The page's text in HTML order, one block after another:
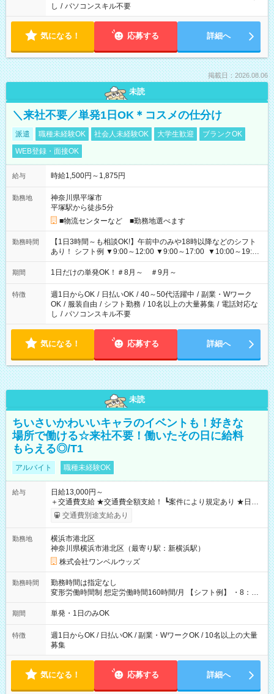
し / パソコンスキル不要
気になる！ 応募する 詳細へ
掲載日：2026.08.06
未読
＼来社不要／単発1日OK＊コスメの仕分け
派遣 職種未経験OK 社会人未経験OK 大学生歓迎
ブランクOK
WEB登録・面接OK
給与 時給1,500円～1,875円
勤務地
神奈川県平塚市
平塚駅から徒歩5分
■物流センターなど ■勤務地選べます
勤務時間
【1日3時間～も相談OK!】午前中のみや18時以降などのシフト
あり！ シフト例 ▼9:00～12:00 ▼9:00～17:00 ▼10:00～19:00
▼18:00～21:00
期間 1日だけの単発OK！＃8月～ ＃9月～
特徴 週1日からOK / 日払いOK / 40～50代活躍中 / 副業・Wワーク
OK / 服装自由 / シフト勤務 / 10名以上の大量募集 / 電話対応な
し / パソコンスキル不要
気になる！ 応募する 詳細へ
未読
ちいさいかわいいキャラのイベントも！好きな
場所で働ける☆来社不要！働いたその日に給料
もらえる◎/T1
アルバイト 職種未経験OK
給与
日給13,000円～
＋交通費支給 ★交通費全額支給！ ┗案件により規定あり ★日払
いOK！（規定あり） ┗働いたその日に現金GET♪ お仕事後はコ
ンビニATMから 日払い分を引き落とせます！ 【試用期間】試
交通費別途支給あり
勤務地
横浜市港北区
神奈川県横浜市港北区（最寄り駅：新横浜駅）
株式会社ワンベルウッズ
勤務時間
勤務時間は指定なし
変形労働時間制 想定労働時間160時間/月 【シフト例】 ・8：00
～21：00
期間 単発・1日のみOK
特徴
週1日からOK / 日払いOK / 副業・WワークOK / 10名以上の大量
募集
気になる！ 応募する 詳細へ